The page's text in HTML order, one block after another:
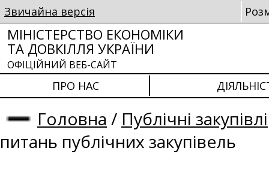
Звичайна версія
МІНІСТЕРСТВО ЕКОНОМІКИ
ТА ДОВКІЛЛЯ УКРАЇНИ
ОФІЦІЙНИЙ ВЕБ-САЙТ
ПРО НАС
Головна / Публічні закупівлі
питань публічних закупівель